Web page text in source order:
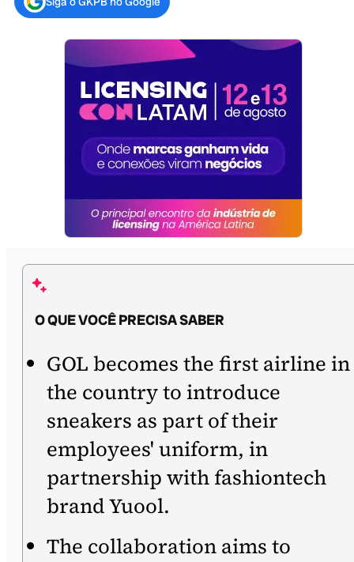
O QUE VOCÊ PRECISA SABER
GOL becomes the first airline in
the country to introduce
sneakers as part of their
employees' uniform, in
partnership with fashiontech
brand Yuool.
The collaboration aims to